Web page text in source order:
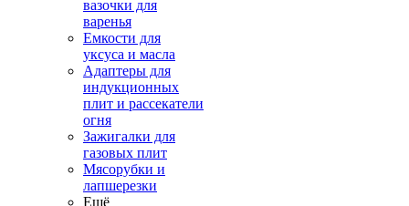
вазочки для
варенья
Емкости для
уксуса и масла
Адаптеры для
индукционных
плит и рассекатели
огня
Зажигалки для
газовых плит
Мясорубки и
лапшерезки
Ещё